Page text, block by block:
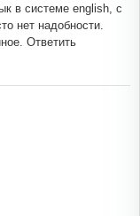
в системе english, с
нет надобности.
Ответить